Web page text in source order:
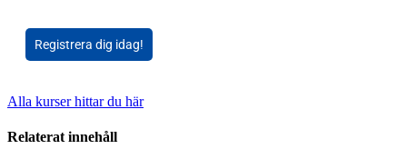
Registrera dig idag!
Alla kurser hittar du här
Relaterat innehåll